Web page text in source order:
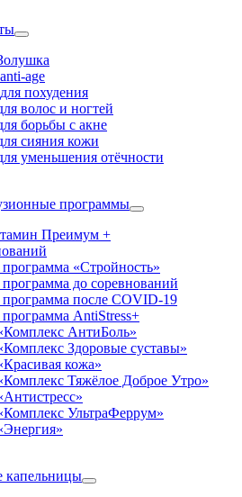
age
похудения
волос и ногтей
борьбы с акне
сияния кожи
уменьшения отёчности
программы
Преимум +
«Стройность»
до соревнований
после COVID-19
AntiStress+
АнтиБоль»
Здоровые суставы»
кожа»
Тяжёлое Доброе Утро»
УльтраФеррум»
капельницы